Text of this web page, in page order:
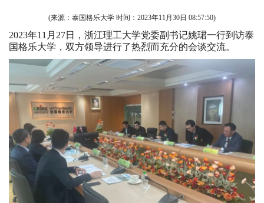
(来源：泰国格乐大学 时间： 2023年11月30日 08:57:50)
2023年11月27日，浙江理工大学党委副书记姚珺一行到访泰
国格乐大学，双方领导进行了热烈而充分的会谈交流。